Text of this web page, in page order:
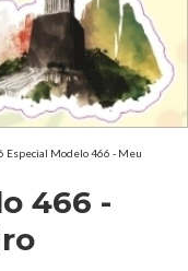
Especial Modelo 466 - Meu
466 -